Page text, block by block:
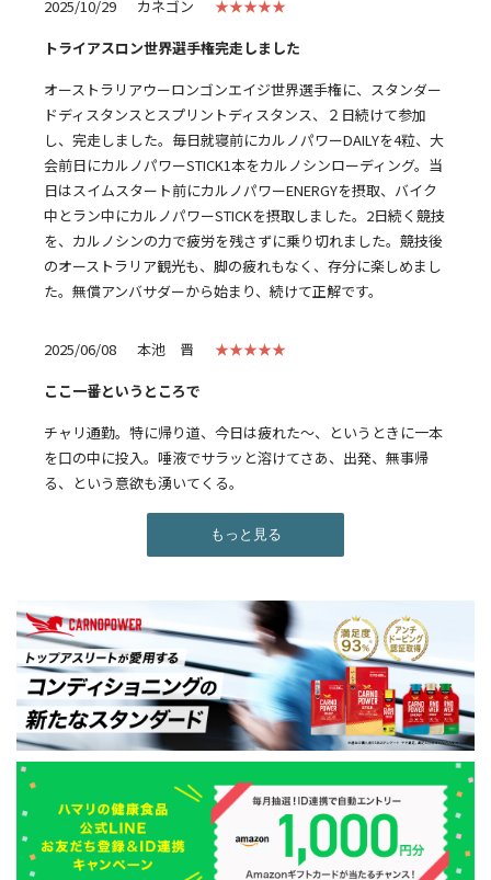
2025/10/29 カネゴン
★★★★★
トライアスロン世界選手権完走しました
オーストラリアウーロンゴンエイジ世界選手権に、スタンダー
ドディスタンスとスプリントディスタンス、２日続けて参加
し、完走しました。毎日就寝前にカルノパワーDAILYを4粒、大
会前日にカルノパワーSTICK1本をカルノシンローディング。当
日はスイムスタート前にカルノパワーENERGYを摂取、バイク
中とラン中にカルノパワーSTICKを摂取しました。2日続く競技
を、カルノシンの力で疲労を残さずに乗り切れました。競技後
のオーストラリア観光も、脚の疲れもなく、存分に楽しめまし
た。無償アンバサダーから始まり、続けて正解です。
2025/06/08 本池 晋
★★★★★
ここ一番というところで
チャリ通勤。特に帰り道、今日は疲れた〜、というときに一本
を口の中に投入。唾液でサラッと溶けてさあ、出発、無事帰
る、という意欲も湧いてくる。
もっと見る